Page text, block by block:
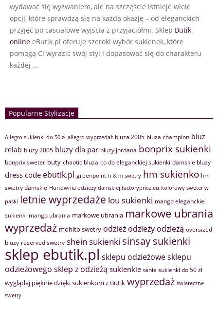
wydawać się wyzwaniem, ale na szczęście istnieje wiele
opcji, które sprawdzą się na każdą okazję – od eleganckich
przyjęć po casualowe wyjścia z przyjaciółmi. Sklep Butik
online eButik.pl oferuje szeroki wybór sukienek, które
pomogą Ci wyrazić swój styl i dopasować się do charakteru
każdej …
Popularne Stylizacje
Allegro sukienki do 50 zł allegro wyprzedaż bluza 2005 bluza champion bluz
relab bluzy 2005 bluzy dla par bluzy jordana bonprix sukienki
bonprix sweter buty chaotic bluza co do eleganckiej sukienki damskie bluzy
dress code ebutik.pl greenpoint h & m swetry hm sukienko hm
swetry damskie Hurtownia odzieży damskiej factoryprice.eu kolorowy sweter w
paski letnie wyprzedaże lou sukienki mango eleganckie
sukienki mango ubrania markowe ubrania markowe ubrania
wyprzedaż mohito swetry odzież odzieży odzieżą oversized
bluzy reserved swetry shein sukienki sinsay sukienki
sklep ebutik.pl sklepu odzieżowesklepu
odzieżowego sklep z odzieżą sukienkie tanie sukienki do 50 zł
wyglądaj pięknie dzięki sukienkom z Butik wyprzedaż świąteczne
swetry